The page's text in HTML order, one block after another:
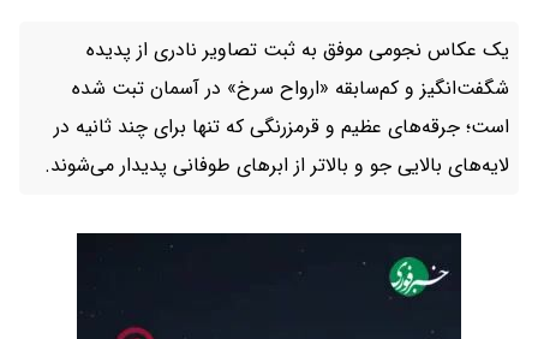
یک عکاس نجومی موفق به ثبت تصاویر نادری از پدیده
شگفت‌انگیز و کم‌سابقه «ارواح سرخ» در آسمان تبت شده
است؛ جرقه‌های عظیم و قرمزرنگی که تنها برای چند ثانیه در
لایه‌های بالایی جو و بالاتر از ابرهای طوفانی پدیدار می‌شوند.